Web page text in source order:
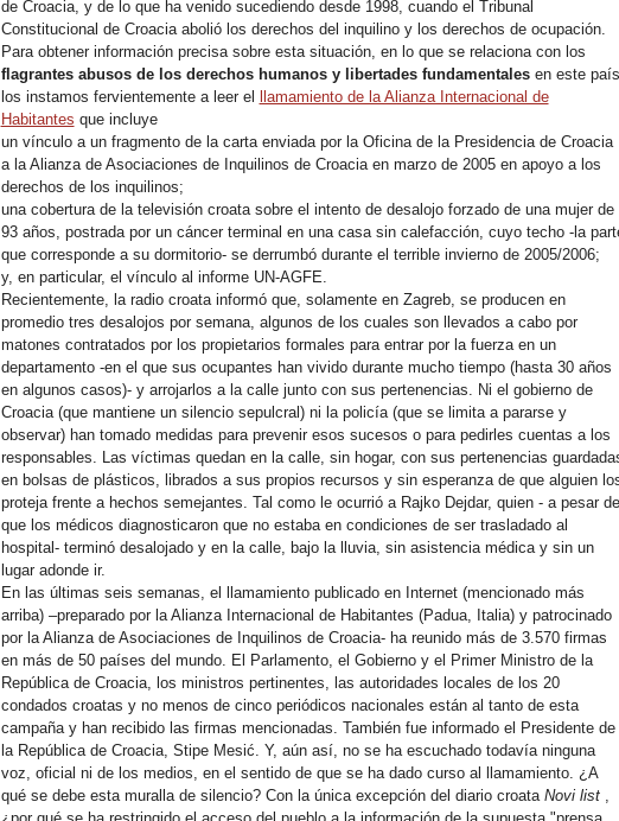
de Croacia, y de lo que ha venido sucediendo desde 1998, cuando el Tribunal
Constitucional de Croacia abolió los derechos del inquilino y los derechos de ocupación.
Para obtener información precisa sobre esta situación, en lo que se relaciona con los
flagrantes abusos de los derechos humanos y libertades fundamentalesen este
los instamos fervientemente a leer el
llamamiento de la Alianza Internacional de
Habitantes que incluye
un vínculo a un fragmento de la carta enviada por la Oficina de la Presidencia de Croacia
a la Alianza de Asociaciones de Inquilinos de Croacia en marzo de 2005 en apoyo a los
derechos de los inquilinos;
una cobertura de la televisión croata sobre el intento de desalojo forzado de una mujer de
93 años, postrada por un cáncer terminal en una casa sin calefacción, cuyo techo -la
que corresponde a su dormitorio- se derrumbó durante el terrible invierno de 2005/2006;
y, en particular, el vínculo al informe UN-AGFE.
Recientemente, la radio croata informó que, solamente en Zagreb, se producen en
promedio tres desalojos por semana, algunos de los cuales son llevados a cabo por
matones contratados por los propietarios formales para entrar por la fuerza en un
departamento -en el que sus ocupantes han vivido durante mucho tiempo (hasta 30 años
en algunos casos)- y arrojarlos a la calle junto con sus pertenencias. Ni el gobierno de
Croacia (que mantiene un silencio sepulcral) ni la policía (que se limita a pararse y
observar) han tomado medidas para prevenir esos sucesos o para pedirles cuentas a los
responsables. Las víctimas quedan en la calle, sin hogar, con sus pertenencias
en bolsas de plásticos, librados a sus propios recursos y sin esperanza de que alguien
proteja frente a hechos semejantes. Tal como le ocurrió a Rajko Dejdar, quien - a pesar de
que los médicos diagnosticaron que no estaba en condiciones de ser trasladado al
hospital- terminó desalojado y en la calle, bajo la lluvia, sin asistencia médica y sin un
lugar adonde ir.
En las últimas seis semanas, el llamamiento publicado en Internet (mencionado más
arriba) –preparado por la Alianza Internacional de Habitantes (Padua, Italia) y patrocinado
por la Alianza de Asociaciones de Inquilinos de Croacia- ha reunido más de 3.570 firmas
en más de 50 países del mundo. El Parlamento, el Gobierno y el Primer Ministro de la
República de Croacia, los ministros pertinentes, las autoridades locales de los 20
condados croatas y no menos de cinco periódicos nacionales están al tanto de esta
campaña y han recibido las firmas mencionadas. También fue informado el Presidente de
la República de Croacia, Stipe Mesić. Y, aún así, no se ha escuchado todavía ninguna
voz, oficial ni de los medios, en el sentido de que se ha dado curso al llamamiento. ¿A
qué se debe esta muralla de silencio? Con la única excepción del diario croata Novi list,